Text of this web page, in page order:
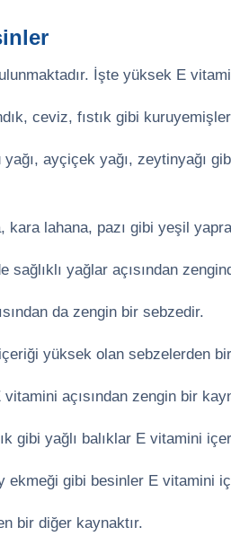
İşte yüksek E
ceviz, fıstık gibi
ayçiçek yağı, zeytinyağı
kara lahana, pazı gibi yeşil
yağlar açısından
da zengin bir sebzedir.
yüksek olan sebzelerden
açısından zengin bir
gibi yağlı balıklar E vitamini
ekmeği gibi besinler E vitamini
bir diğer kaynaktır.